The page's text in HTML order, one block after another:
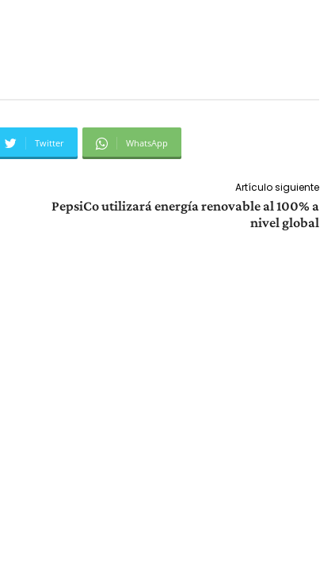
Twitter WhatsApp
Artículo siguiente
PepsiCo utilizará energía renovable al 100% a
nivel global